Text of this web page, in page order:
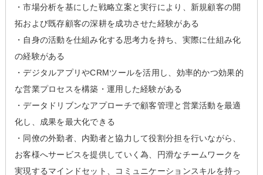
・市場分析を基にした戦略立案と実行により、新規顧客の開
拓および既存顧客の深耕を成功させた経験がある
・自身の活動を仕組み化する思考力を持ち、実際に仕組み化
の経験がある
・デジタルアプリやCRMツールを活用し、効率的かつ効果的
な営業プロセスを構築・運用した経験がある
・データドリブンなアプローチで顧客管理と営業活動を最適
化し、成果を最大化できる
・同僚の外勤者、内勤者と協力して役割分担を行いながら、
お客様へサービスを提供していく為、円滑なチームワークを
実現するマインドセット、コミュニケーションスキルを持っ